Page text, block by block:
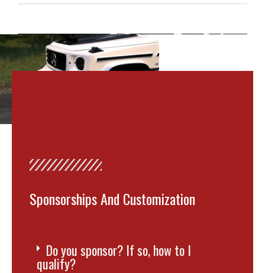
Sponsorships And Customization
Do you sponsor? If so, how to I
qualify?